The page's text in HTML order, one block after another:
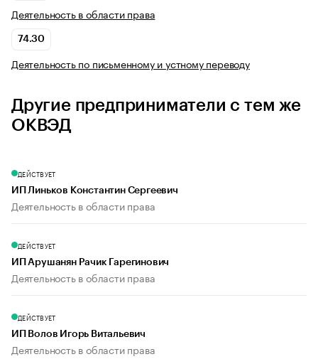
Деятельность в области права
74.30
Деятельность по письменному и устному переводу
Другие предприниматели с тем же
ОКВЭД
ДЕЙСТВУЕТ
ИП Линьков Константин Сергеевич
Деятельность в области права
ДЕЙСТВУЕТ
ИП Арушанян Рачик Гарегинович
Деятельность в области права
ДЕЙСТВУЕТ
ИП Волов Игорь Витальевич
Деятельность в области права